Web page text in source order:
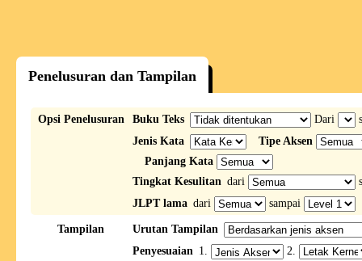
Penelusuran dan Tampilan
Opsi Penelusuran Buku Teks Dari
Jenis Kata
Tipe Aksen
Panjang Kata
Tingkat Kesulitan dari
JLPT lama dari sampai
Tampilan
Urutan Tampilan
Penyesuaian 1. 2.